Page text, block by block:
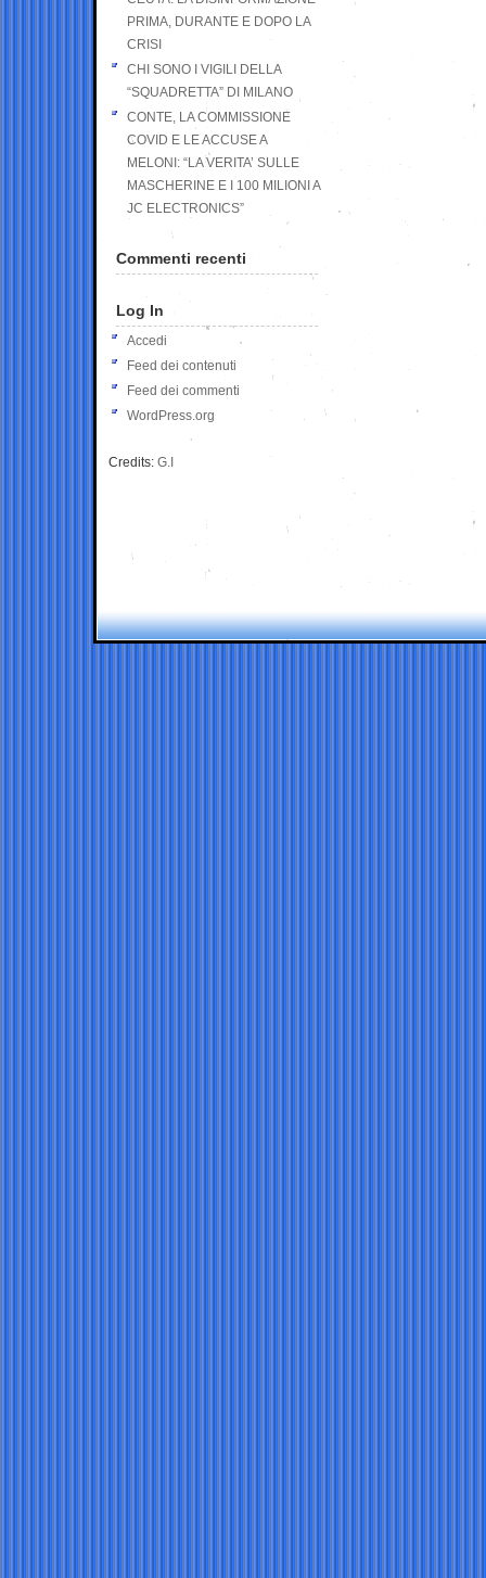
PRIMA, DURANTE E DOPO LA
CRISI
CHI SONO I VIGILI DELLA
“SQUADRETTA” DI MILANO
CONTE, LA COMMISSIONE
COVID E LE ACCUSE A
MELONI: “LA VERITA’ SULLE
MASCHERINE E I 100 MILIONI A
JC ELECTRONICS”
Commenti recenti
Log In
Accedi
Feed dei contenuti
Feed dei commenti
WordPress.org
Credits: G.I